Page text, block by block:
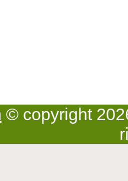
© copyright